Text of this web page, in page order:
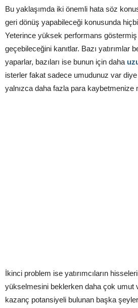
Bu yaklaşımda iki önemli hata söz
geri dönüş yapabileceği konusunda
Yeterince yüksek performans göstermiş
geçebileceğini kanıtlar. Bazı yatırımlar
yaparlar, bazıları ise bunun için daha
isterler fakat sadece umudunuz var
yalnızca daha fazla para kaybetmenize
İkinci problem ise yatırımcıların
yükselmesini beklerken daha çok umut
kazanç potansiyeli bulunan başka